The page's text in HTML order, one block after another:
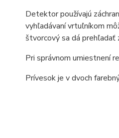
Detektor používajú
vyhľadávaní vrtuľníkom
štvorcový sa dá prehľadať
Pri správnom umiestnení
Prívesok je v dvoch